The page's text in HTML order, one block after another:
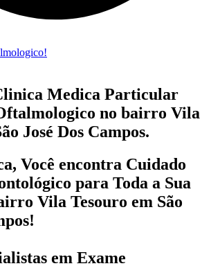
Medica Particular
no bairro Vila
José Dos Campos.
Você encontra Cuidado
para Toda a Sua
Vila Tesouro em São
em Exame